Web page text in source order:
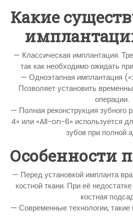
Какие
— Классическая имплантация.
так как необходимо ожидать
— Одноэтапная имплантация
Позволяет установить
операции.
— Полная реконструкция зубного
4» или «All-on-6» используется
зубов при полной
Особенности
— Перед установкой импланта
костной ткани. При её
костная
— Современные технологии,